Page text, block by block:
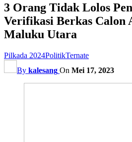
3 Orang Tidak Lolos
Verifikasi Berkas Calon
Maluku Utara
Pilkada 2024PolitikTernate
By kalesang On Mei 17, 2023